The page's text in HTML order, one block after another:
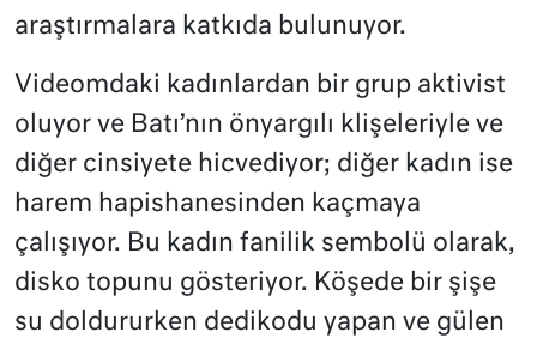
araştırmalara katkıda bulunuyor.
Videomdaki kadınlardan bir grup aktivist
oluyor ve Batı’nın önyargılı klişeleriyle ve
diğer cinsiyete hicvediyor; diğer kadın ise
harem hapishanesinden kaçmaya
çalışıyor. Bu kadın fanilik sembolü olarak,
disko topunu gösteriyor. Köşede bir şişe
su doldururken dedikodu yapan ve gülen